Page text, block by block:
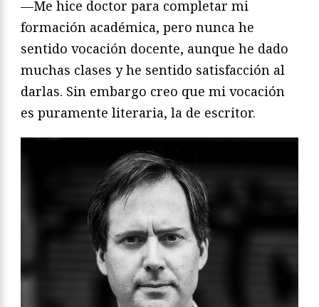
—Me hice doctor para completar mi
formación académica, pero nunca he
sentido vocación docente, aunque he dado
muchas clases y he sentido satisfacción al
darlas. Sin embargo creo que mi vocación
es puramente literaria, la de escritor.